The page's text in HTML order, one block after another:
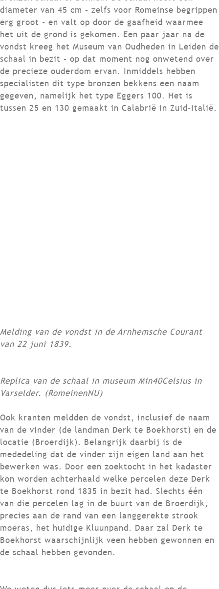
diameter van 45 cm – zelfs voor Romeinse begrippen
erg groot - en valt op door de gaafheid waarmee
het uit de grond is gekomen. Een paar jaar na de
vondst kreeg het Museum van Oudheden in Leiden de
schaal in bezit – op dat moment nog onwetend over
de precieze ouderdom ervan. Inmiddels hebben
specialisten dit type bronzen bekkens een naam
gegeven, namelijk het type Eggers 100. Het is
tussen 25 en 130 gemaakt in Calabrië in Zuid-Italië.
Melding van de vondst in de Arnhemsche Courant
van 22 juni 1839.
Replica van de schaal in museum Min40Celsius in
Varselder. (RomeinenNU)
Ook kranten meldden de vondst, inclusief de naam
van de vinder (de landman Derk te Boekhorst) en de
locatie (Broerdijk). Belangrijk daarbij is de
mededeling dat de vinder zijn eigen land aan het
bewerken was. Door een zoektocht in het kadaster
kon worden achterhaald welke percelen deze Derk
te Boekhorst rond 1835 in bezit had. Slechts één
van die percelen lag in de buurt van de Broerdijk,
precies aan de rand van een langgerekte strook
moeras, het huidige Kluunpand. Daar zal Derk te
Boekhorst waarschijnlijk veen hebben gewonnen en
de schaal hebben gevonden.